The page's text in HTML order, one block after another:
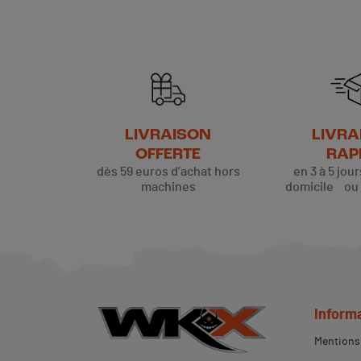
LIVRAISON
OFFERTE
dès 59 euros d’achat hors
machines
en 3 à 5
domicile ou